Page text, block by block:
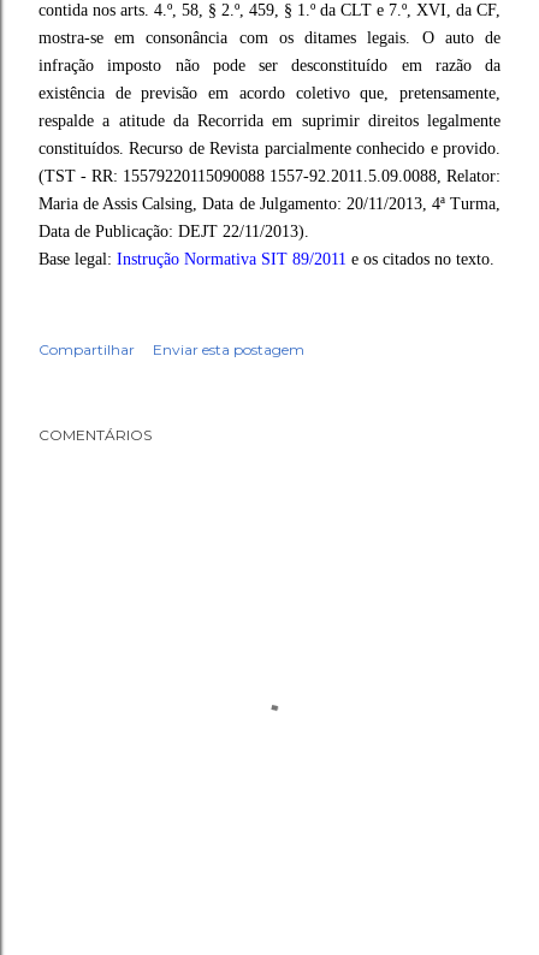
contida nos arts. 4.º, 58, § 2.º, 459, § 1.º da CLT e 7.º, XVI, da CF,
mostra-se em consonância com os ditames legais. O auto de
infração imposto não pode ser desconstituído em razão da
existência de previsão em acordo coletivo que, pretensamente,
respalde a atitude da Recorrida em suprimir direitos legalmente
constituídos. Recurso de Revista parcialmente conhecido e provido.
(TST - RR: 15579220115090088 1557-92.2011.5.09.0088, Relator:
Maria de Assis Calsing, Data de Julgamento: 20/11/2013, 4ª Turma,
Data de Publicação: DEJT 22/11/2013).
Base legal: Instrução Normativa SIT 89/2011 e os citados no texto.
Compartilhar Enviar esta postagem
COMENTÁRIOS